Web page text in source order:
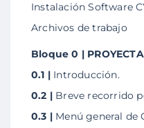
Instalación Software
Archivos de trabajo
Bloque 0 |
0.1 | Introducción.
0.2 | Breve recorrido
0.3 | Menú general de